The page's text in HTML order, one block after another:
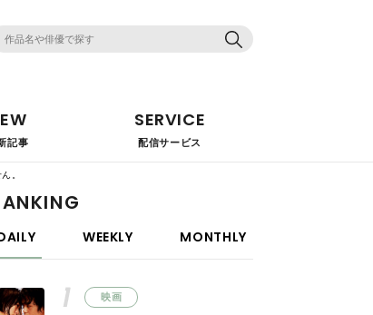
記事
SERVICE
配信サービス
。
WEEKLY MONTHLY
映画